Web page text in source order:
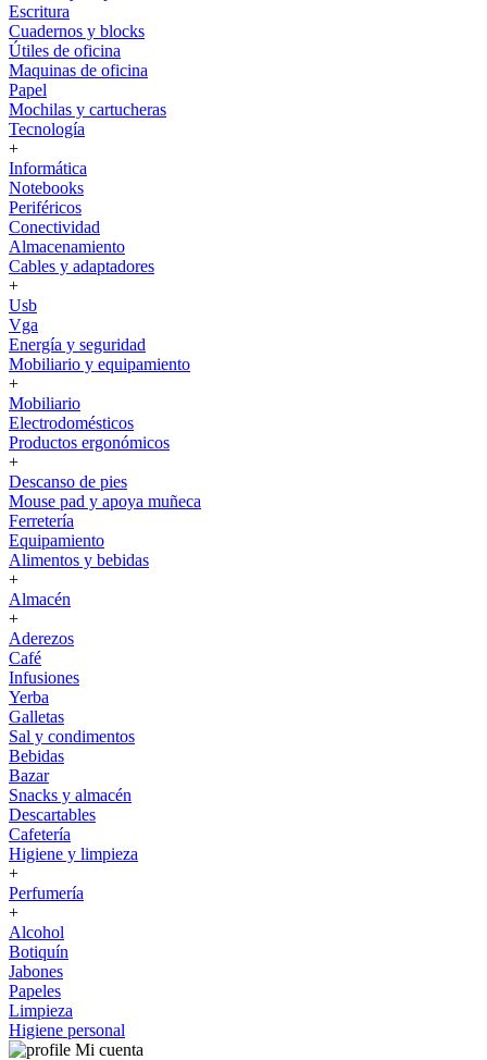
Escritura
Cuadernos y blocks
Útiles de oficina
Maquinas de oficina
Papel
Mochilas y cartucheras
Tecnología
+
Informática
Notebooks
Periféricos
Conectividad
Almacenamiento
Cables y adaptadores
+
Usb
Vga
Energía y seguridad
Mobiliario y equipamiento
+
Mobiliario
Electrodomésticos
Productos ergonómicos
+
Descanso de pies
Mouse pad y apoya muñeca
Ferretería
Equipamiento
Alimentos y bebidas
+
Almacén
+
Aderezos
Café
Infusiones
Yerba
Galletas
Sal y condimentos
Bebidas
Bazar
Snacks y almacén
Descartables
Cafetería
Higiene y limpieza
+
Perfumería
+
Alcohol
Botiquín
Jabones
Papeles
Limpieza
Higiene personal
Mi cuenta